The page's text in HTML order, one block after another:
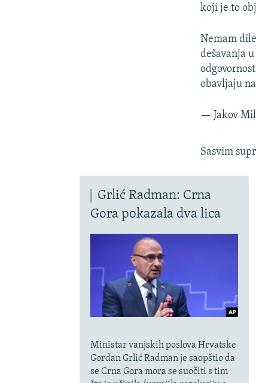
koji je to
Nemam
dešavanja
obavljaju
— Jakov
Sasvim
Grlić Radman: Crna
Gora pokazala dva lica
Ministar vanjskih poslova Hrvatske
Gordan Grlić Radman je saopštio da
se Crna Gora mora se suočiti s tim